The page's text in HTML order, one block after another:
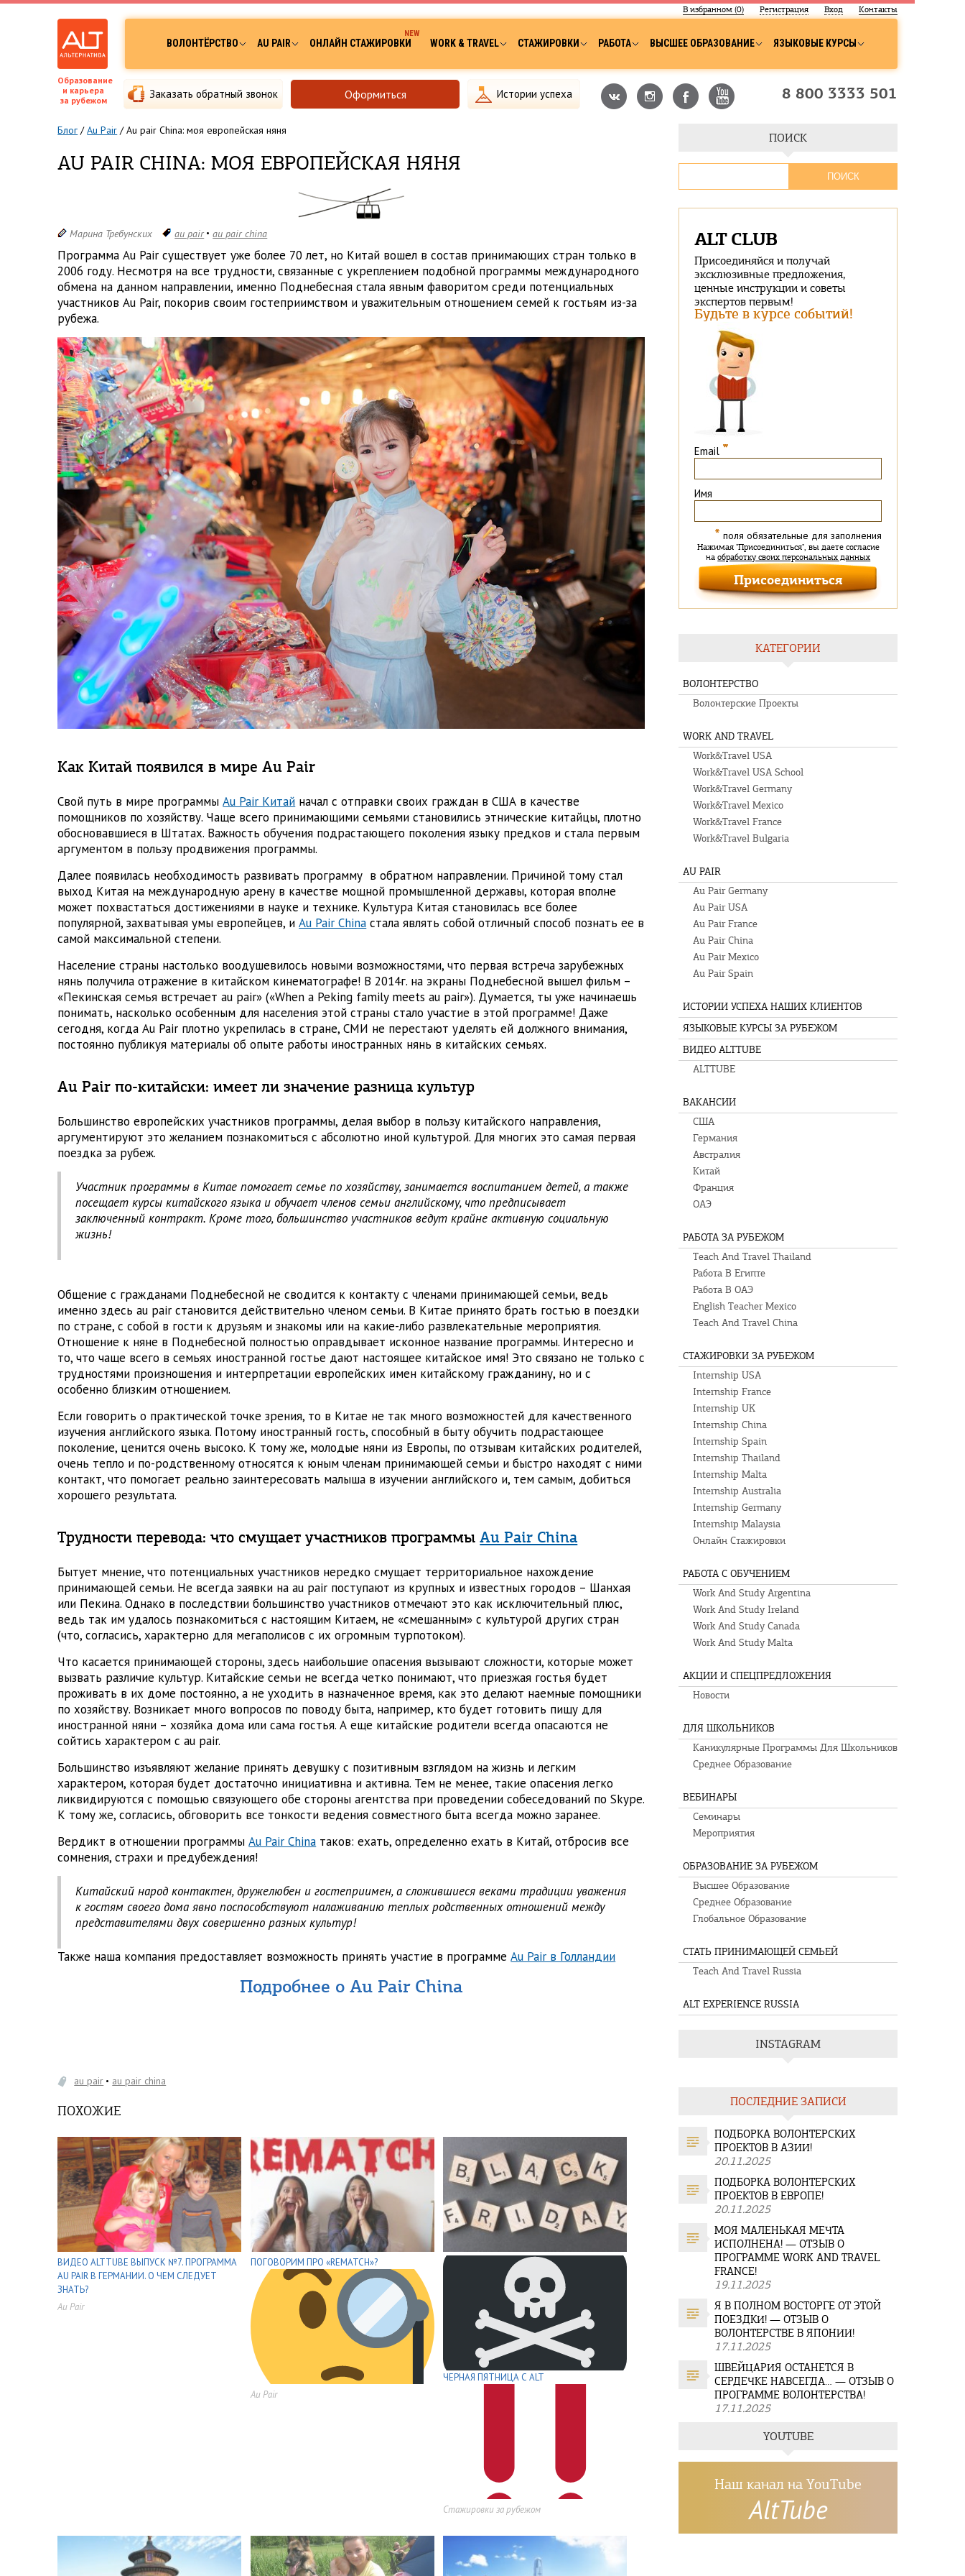
В избранном (0) Регистрация Вход Контакты
ВОЛОНТЁРСТВО AU PAIR ОНЛАЙН СТАЖИРОВКИ WORK & TRAVEL СТАЖИРОВКИ РАБОТА ВЫСШЕЕ ОБРАЗОВАНИЕ ЯЗЫКОВЫЕ КУРСЫ
Образование
и карьера
за рубежом
Заказать обратный звонок Оформиться Истории успеха 8 800 3333 501
Блог /Au Pair /Au pair China: моя европейская няня
AU PAIR CHINA: МОЯ ЕВРОПЕЙСКАЯ НЯНЯ
Марина Требунских au pair au pair china
Программа Au Pair существует уже более 70 лет, но Китай вошел в состав принимающих стран только в
2006 году. Несмотря на все трудности, связанные с укреплением подобной программы международного
обмена на данном направлении, именно Поднебесная стала явным фаворитом среди потенциальных
участников Au Pair, покорив своим гостеприимством и уважительным отношением семей к гостьям из-за
рубежа.
Как Китай появился в мире Au Pair
Свой путь в мире программыAu Pair Китай начал с отправки своих граждан в США в качестве
помощников по хозяйству. Чаще всего принимающими семьями становились этнические китайцы, плотно
обосновавшиеся в Штатах. Важность обучения подрастающего поколения языку предков и стала первым
аргументом в пользу продвижения программы.
Далее появилась необходимость развивать программу в обратном направлении. Причиной тому стал
выход Китая на международную арену в качестве мощной промышленной державы, которая вполне
может похвастаться достижениями в науке и технике. Культура Китая становилась все более
популярной, захватывая умы европейцев, иAu Pair China стала являть собой отличный способ познать ее в
самой максимальной степени.
Население страны настолько воодушевилось новыми возможностями, что первая встреча зарубежных
нянь получила отражение в китайском кинематографе! В 2014г. на экраны Поднебесной вышел фильм –
«Пекинская семья встречает au pair» («When a Peking family meets au pair»). Думается, ты уже начинаешь
понимать, насколько особенным для населения этой страны стало участие в этой программе! Даже
сегодня, когда Au Pair плотно укрепилась в стране, СМИ не перестают уделять ей должного внимания,
постоянно публикуя материалы об опыте работы иностранных нянь в китайских семьях.
Au Pair по-китайски: имеет ли значение разница культур
Большинство европейских участников программы, делая выбор в пользу китайского направления,
аргументируют это желанием познакомиться с абсолютно иной культурой. Для многих это самая первая
поездка за рубеж.
Участник программы в Китае помогает семье по хозяйству, занимается воспитанием детей, а также
посещает курсы китайского языка и обучает членов семьи английскому, что предписывает
заключенный контракт. Кроме того, большинство участников ведут крайне активную социальную
жизнь!
Общение с гражданами Поднебесной не сводится к контакту с членами принимающей семьи, ведь
именно здесь au pair становится действительно членом семьи. В Китае принято брать гостью в поездки
по стране, с собой в гости к друзьям и знакомы или на какие-либо развлекательные мероприятия.
Отношение к няне в Поднебесной полностью оправдывает исконное название программы. Интересно и
то, что чаще всего в семьях иностранной гостье дают настоящее китайское имя! Это связано не только с
трудностями произношения и интерпретации европейских имен китайскому гражданину, но и с
особенно близким отношением.
Если говорить о практической точке зрения, то в Китае не так много возможностей для качественного
изучения английского языка. Потому иностранный гость, способный в быту обучить подрастающее
поколение, ценится очень высоко. К тому же, молодые няни из Европы, по отзывам китайских родителей,
очень тепло и по-родственному относятся к юным членам принимающей семьи и быстро находят с ними
контакт, что помогает реально заинтересовать малыша в изучении английского и, тем самым, добиться
хорошего результата.
Трудности перевода: что смущает участников программыAu Pair China
Бытует мнение, что потенциальных участников нередко смущает территориальное нахождение
принимающей семьи. Не всегда заявки на au pair поступают из крупных и известных городов – Шанхая
или Пекина. Однако в последствии большинство участников отмечают это как исключительный плюс,
ведь так им удалось познакомиться с настоящим Китаем, не «смешанным» с культурой других стран
(что, согласись, характерно для мегаполисов с их огромным турпотоком).
Что касается принимающей стороны, здесь наибольшие опасения вызывают сложности, которые может
вызвать различие культур. Китайские семьи не всегда четко понимают, что приезжая гостья будет
проживать в их доме постоянно, а не уходить в назначенное время, как это делают наемные помощники
по хозяйству. Возникает много вопросов по поводу быта, например, кто будет готовить пищу для
иностранной няни – хозяйка дома или сама гостья. А еще китайские родители всегда опасаются не
сойтись характером с au pair.
Большинство изъявляют желание принять девушку с позитивным взглядом на жизнь и легким
характером, которая будет достаточно инициативна и активна. Тем не менее, такие опасения легко
ликвидируются с помощью связующего обе стороны агентства при проведении собеседований по Skype.
К тому же, согласись, обговорить все тонкости ведения совместного быта всегда можно заранее.
Вердикт в отношении программыAu Pair China таков: ехать, определенно ехать в Китай, отбросив все
сомнения, страхи и предубеждения!
Китайский народ контактен, дружелюбен и гостеприимен, а сложившиеся веками традиции уважения
к гостям своего дома явно поспособствуют налаживанию теплых родственных отношений между
представителями двух совершенно разных культур!
Также наша компания предоставляет возможность принять участие в программеAu Pair в Голландии
Подробнее о Au Pair China
au pair au pair china
ПОХОЖИЕ
ВИДЕО ALTTUBE ВЫПУСК №7. ПРОГРАММА
AU PAIR В ГЕРМАНИИ. О ЧЕМ СЛЕДУЕТ
ЗНАТЬ?
Au Pair
ПОГОВОРИМ ПРО «REMATCH»?
Au Pair
ЧЕРНАЯ ПЯТНИЦА С ALT
Стажировки за рубежом
ПОИСК
ALT CLUB
Присоединяйся и получай
эксклюзивные предложения,
ценные инструкции и советы
экспертов первым!
Будьте в курсе событий!
Email *
Имя
* поля обязательные для заполнения
Нажимая "Присоединиться", вы даете согласие
наобработку своих персональных данных
КАТЕГОРИИ
ВОЛОНТЕРСТВО
Волонтерские Проекты
WORK AND TRAVEL
Work&Travel USA
Work&Travel USA School
Work&Travel Germany
Work&Travel Mexico
Work&Travel France
Work&Travel Bulgaria
AU PAIR
Au Pair Germany
Au Pair USA
Au Pair France
Au Pair China
Au Pair Mexico
Au Pair Spain
ИСТОРИИ УСПЕХА НАШИХ КЛИЕНТОВ
ЯЗЫКОВЫЕ КУРСЫ ЗА РУБЕЖОМ
ВИДЕО ALTTUBE
ALTTUBE
ВАКАНСИИ
США
Германия
Австралия
Китай
Франция
ОАЭ
РАБОТА ЗА РУБЕЖОМ
Teach And Travel Thailand
Работа В Египте
Работа В ОАЭ
English Teacher Mexico
Teach And Travel China
СТАЖИРОВКИ ЗА РУБЕЖОМ
Internship USA
Internship France
Internship UK
Internship China
Internship Spain
Internship Thailand
Internship Malta
Internship Australia
Internship Germany
Internship Malaysia
Онлайн Стажировки
РАБОТА С ОБУЧЕНИЕМ
Work And Study Argentina
Work And Study Ireland
Work And Study Canada
Work And Study Malta
АКЦИИ И СПЕЦПРЕДЛОЖЕНИЯ
Новости
ДЛЯ ШКОЛЬНИКОВ
Каникулярные Программы Для Школьников
Среднее Образование
ВЕБИНАРЫ
Семинары
Мероприятия
ОБРАЗОВАНИЕ ЗА РУБЕЖОМ
Высшее Образование
Среднее Образование
Глобальное Образование
СТАТЬ ПРИНИМАЮЩЕЙ СЕМЬЕЙ
Teach And Travel Russia
ALT EXPERIENCE RUSSIA
INSTAGRAM
ПОСЛЕДНИЕ ЗАПИСИ
ПОДБОРКА ВОЛОНТЕРСКИХ
ПРОЕКТОВ В АЗИИ!
20.11.2025
ПОДБОРКА ВОЛОНТЕРСКИХ
ПРОЕКТОВ В ЕВРОПЕ!
20.11.2025
МОЯ МАЛЕНЬКАЯ МЕЧТА
ИСПОЛНЕНА! — ОТЗЫВ О
ПРОГРАММЕ WORK AND TRAVEL
FRANCE!
19.11.2025
Я В ПОЛНОМ ВОСТОРГЕ ОТ ЭТОЙ
ПОЕЗДКИ! — ОТЗЫВ О
ВОЛОНТЕРСТВЕ В ЯПОНИИ!
17.11.2025
ШВЕЙЦАРИЯ ОСТАНЕТСЯ В
СЕРДЕЧКЕ НАВСЕГДА… — ОТЗЫВ О
ПРОГРАММЕ ВОЛОНТЕРСТВА!
17.11.2025
YOUTUBE
Наш канал на YouTube
AltTube